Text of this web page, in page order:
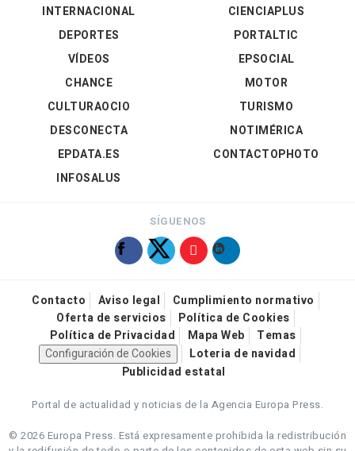
INTERNACIONAL
DEPORTES
VÍDEOS
CIENCIAPLUS
PORTALTIC
EPSOCIAL
CHANCE
CULTURAOCIO
DESCONECTA
EPDATA.ES
INFOSALUS
MOTOR
TURISMO
NOTIMÉRICA
CONTACTOPHOTO
SÍGUENOS
Contacto Aviso legal
Cumplimiento normativo
Oferta de servicios
Política de Cookies
Política de Privacidad
Mapa Web
Temas
Configuración de Cookies
Loteria de navidad
Publicidad estatal
Portal de actualidad y noticias de la Agencia Europa Press.
© 2026 Europa Press. Está expresamente prohibida la redistribución